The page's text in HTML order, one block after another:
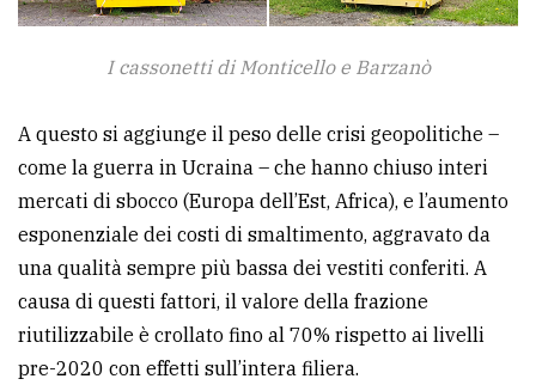
I cassonetti di Monticello e Barzanò
A questo si aggiunge il peso delle crisi geopolitiche –
come la guerra in Ucraina – che hanno chiuso interi
mercati di sbocco (Europa dell’Est, Africa), e l’aumento
esponenziale dei costi di smaltimento, aggravato da
una qualità sempre più bassa dei vestiti conferiti. A
causa di questi fattori, il valore della frazione
riutilizzabile è crollato fino al 70% rispetto ai livelli
pre-2020 con effetti sull’intera filiera.